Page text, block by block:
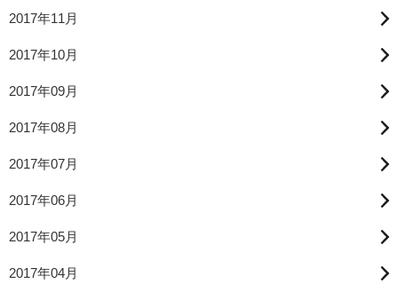
2017年11月
2017年10月
2017年09月
2017年08月
2017年07月
2017年06月
2017年05月
2017年04月